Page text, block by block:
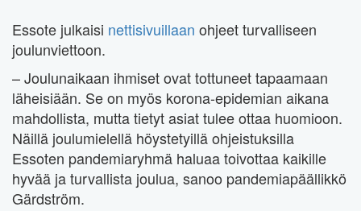
Essote julkaisi nettisivuillaan ohjeet turvalliseen
joulunviettoon.
– Joulunaikaan ihmiset ovat tottuneet tapaamaan
läheisiään. Se on myös korona-epidemian aikana
mahdollista, mutta tietyt asiat tulee ottaa huomioon.
Näillä joulumielellä höystetyillä ohjeistuksilla
Essoten pandemiaryhmä haluaa toivottaa kaikille
hyvää ja turvallista joulua, sanoo pandemiapäällikkö
Gärdström.